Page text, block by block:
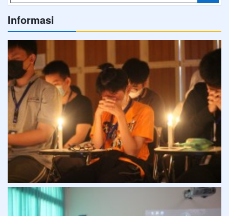
Informasi